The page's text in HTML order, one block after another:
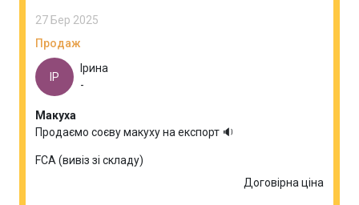
27 Бер 2025
Продаж
ІР
Ірина
-
Макуха
Продаємо соєву макуху на експорт 🔉
FCA (вивіз зі складу)
Договірна ціна